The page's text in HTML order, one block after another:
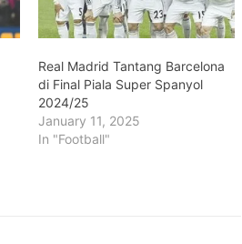
Real Madrid Tantang Barcelona
di Final Piala Super Spanyol
2024/25
January 11, 2025
In "Football"